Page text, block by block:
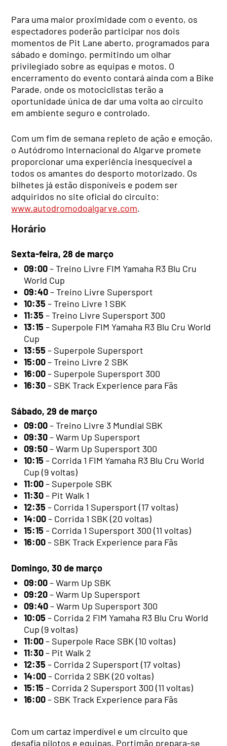
Para uma maior proximidade com o evento, os
espectadores poderão participar nos dois
momentos de Pit Lane aberto, programados para
sábado e domingo, permitindo um olhar
privilegiado sobre as equipas e motos. O
encerramento do evento contará ainda com a Bike
Parade, onde os motociclistas terão a
oportunidade única de dar uma volta ao circuito
em ambiente seguro e controlado.
Com um fim de semana repleto de ação e emoção,
o Autódromo Internacional do Algarve promete
proporcionar uma experiência inesquecível a
todos os amantes do desporto motorizado. Os
bilhetes já estão disponíveis e podem ser
adquiridos no site oficial do circuito:
www.autodromodoalgarve.com.
Horário
Sexta-feira, 28 de março
09:00– Treino Livre FIM Yamaha R3 Blu Cru
World Cup
09:40– Treino Livre Supersport
10:35 – Treino Livre 1 SBK
11:35 – Treino Livre Supersport 300
13:15 – Superpole FIM Yamaha R3 Blu Cru World
Cup
13:55 – Superpole Supersport
15:00– Treino Livre 2 SBK
16:00– Superpole Supersport 300
16:30– SBK Track Experience para Fãs
Sábado, 29 de março
09:00– Treino Livre 3 Mundial SBK
09:30– Warm Up Supersport
09:50– Warm Up Supersport 300
10:15 – Corrida 1 FIM Yamaha R3 Blu Cru World
Cup (9 voltas)
11:00– Superpole SBK
11:30– Pit Walk 1
12:35 – Corrida 1 Supersport (17 voltas)
14:00– Corrida 1 SBK (20 voltas)
15:15 – Corrida 1 Supersport 300 (11 voltas)
16:00– SBK Track Experience para Fãs
Domingo, 30 de março
09:00– Warm Up SBK
09:20– Warm Up Supersport
09:40– Warm Up Supersport 300
10:05 – Corrida 2 FIM Yamaha R3 Blu Cru World
Cup (9 voltas)
11:00– Superpole Race SBK (10 voltas)
11:30– Pit Walk 2
12:35 – Corrida 2 Supersport (17 voltas)
14:00– Corrida 2 SBK (20 voltas)
15:15 – Corrida 2 Supersport 300 (11 voltas)
16:00– SBK Track Experience para Fãs
Com um cartaz imperdível e um circuito que
desafia pilotos e equipas, Portimão prepara-se